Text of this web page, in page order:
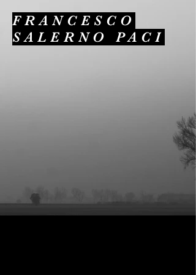
FRANCESCO
SALERNO PACI